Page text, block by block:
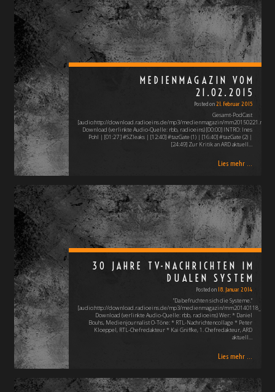
MEDIENMAGAZIN VOM
21.02.2015
Posted on21. Februar 2015
Gesamt-PodCast
[audio:http://download.radioeins.de/mp3/medienmagazin/mm20150221.mp3]
Download (verlinkte Audio-Quelle: rbb, radioeins) [00:00] INTRO: Ines
Pohl | [01:27 ] #SZleaks | [12:40] #tazGate (1) | [16:40] #tazGate (2) |
[24:49] Zur Kritik an ARD aktuell…
Lies mehr ...
30 JAHRE TV-NACHRICHTEN IM
DUALEN SYSTEM
Posted on 18. Januar 2014
"Da befruchten sich die Systeme."
[audio:http://download.radioeins.de/mp3/medienmagazin/
Download (verlinkte Audio-Quelle: rbb, radioeins) Wer: * Daniel
Bouhs, Medienjournalist O-Töne: * RTL-Nachrichtencollage * Peter
Kloeppel, RTL-Chefredakteur * Kai Gniffke, 1. Chefredakteur, ARD
aktuell…
Lies mehr ...